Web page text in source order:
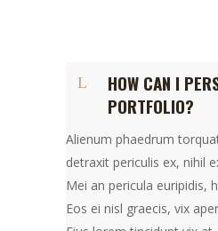
HOW CAN I
PORTFOLIO?
Alienum phaedrum
detraxit periculis ex, nihil
Mei an pericula euripidis,
Eos ei nisl graecis, vix